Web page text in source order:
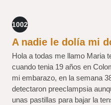
1002
A nadie le dolía mi
Hola a todas me llamo Maria
cuando tenia 19 años en
mi embarazo, en la semana
detectaron preeclampsia
unas pastillas para bajar la